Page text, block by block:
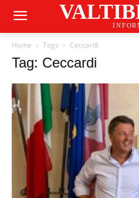
Home Tags Ceccardi
Tag: Ceccardi